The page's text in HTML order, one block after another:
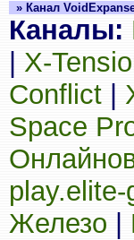
» Канал
Каналы:
X-
Conflict
Space
Железо